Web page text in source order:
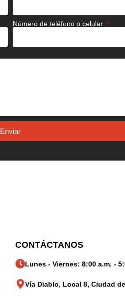
Número de teléfono o celular
Enviar
CONTÁCTANOS
Lunes - Viernes: 8:00 a.m. -
Vía Diablo, Local 8, Ciudad